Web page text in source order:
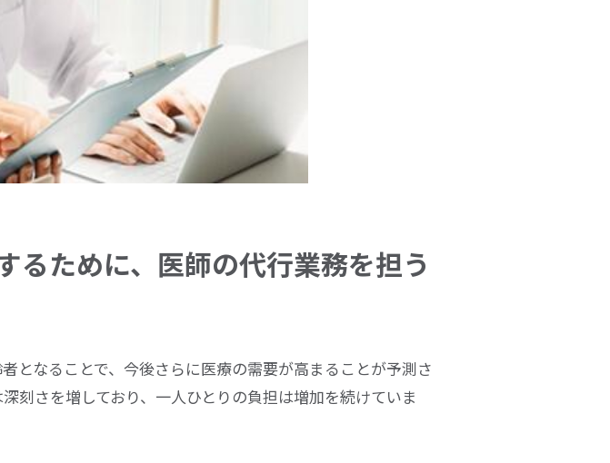
るために、医師の代行業務を担う
となることで、今後さらに医療の需要が高まることが予測さ
刻さを増しており、一人ひとりの負担は増加を続けていま